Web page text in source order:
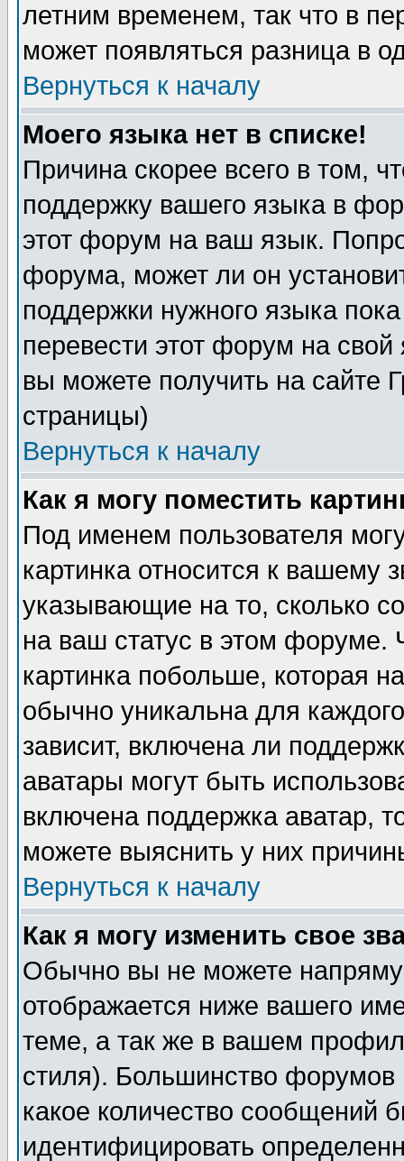
летним временем, так что в
может появляться разница в
Вернуться к началу
Моего языка нет в списке!
Причина скорее всего в том,
поддержку вашего языка в
этот форум на ваш язык.
форума, может ли он
поддержки нужного языка
перевести этот форум на
вы можете получить на сайте
страницы)
Вернуться к началу
Как я могу поместить
Под именем пользователя
картинка относится к вашему
указывающие на то, сколько
на ваш статус в этом форуме.
картинка побольше, которая
обычно уникальна для
зависит, включена ли
аватары могут быть
включена поддержка аватар,
можете выяснить у них
Вернуться к началу
Как я могу изменить свое
Обычно вы не можете
отображается ниже вашего
теме, а так же в вашем
стиля). Большинство форумов
какое количество сообщений
идентифицировать